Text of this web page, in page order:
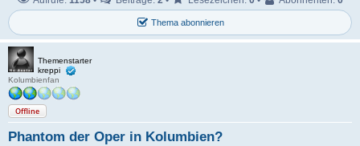
Thema abonnieren
Themenstarter
kreppi
Kolumbienfan
Offline
Phantom der Oper in Kolumbien?